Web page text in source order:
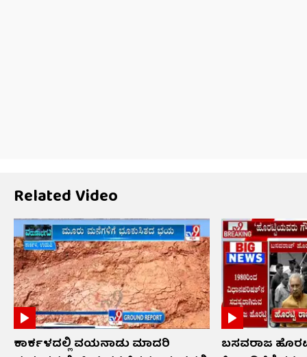
Related Video
ಕಾರ್ಕಳದಲ್ಲಿ ವಯನಾಡು ಮಾದರಿ
ಬಸವರಾಜ